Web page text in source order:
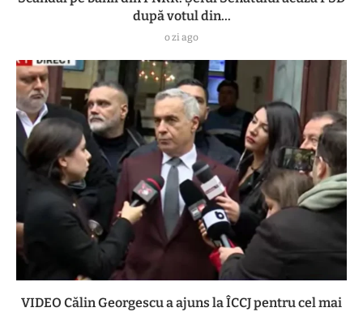
după votul din...
o zi ago
VIDEO Călin Georgescu a ajuns la ÎCCJ pentru cel mai